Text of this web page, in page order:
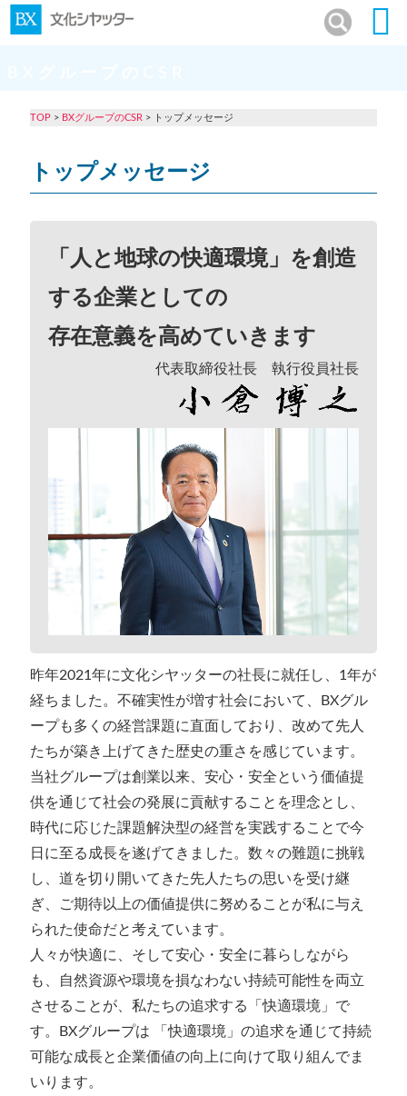
TOP> BXグループのCSR > トップメッセージ
トップメッセージ
「人と地球の快適環境」を創造
する企業としての
存在意義を高めていきます
代表取締役社長 執行役員社長
昨年2021年に文化シヤッターの社長に就任し、1年が
経ちました。不確実性が増す社会において、BXグル
ープも多くの経営課題に直面しており、改めて先人
たちが築き上げてきた歴史の重さを感じています。
当社グループは創業以来、安心・安全という価値提
供を通じて社会の発展に貢献することを理念とし、
時代に応じた課題解決型の経営を実践することで今
日に至る成長を遂げてきました。数々の難題に挑戦
し、道を切り開いてきた先人たちの思いを受け継
ぎ、ご期待以上の価値提供に努めることが私に与え
られた使命だと考えています。
人々が快適に、そして安心・安全に暮らしながら
も、自然資源や環境を損なわない持続可能性を両立
させることが、私たちの追求する「快適環境」で
す。BXグループは 「快適環境」の追求を通じて持続
可能な成長と企業価値の向上に向けて取り組んでま
いります。